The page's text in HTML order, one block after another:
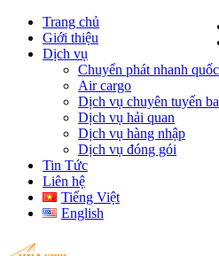
Trang chủ
Giới thiệu
Dịch vụ
Chuyển phát nhanh
Air cargo
Dịch vụ chuyên tuyến
Dịch vụ hải quan
Dịch vụ hàng nhập
Dịch vụ đóng gói
Tin Tức
Liên hệ
Tiếng Việt
English